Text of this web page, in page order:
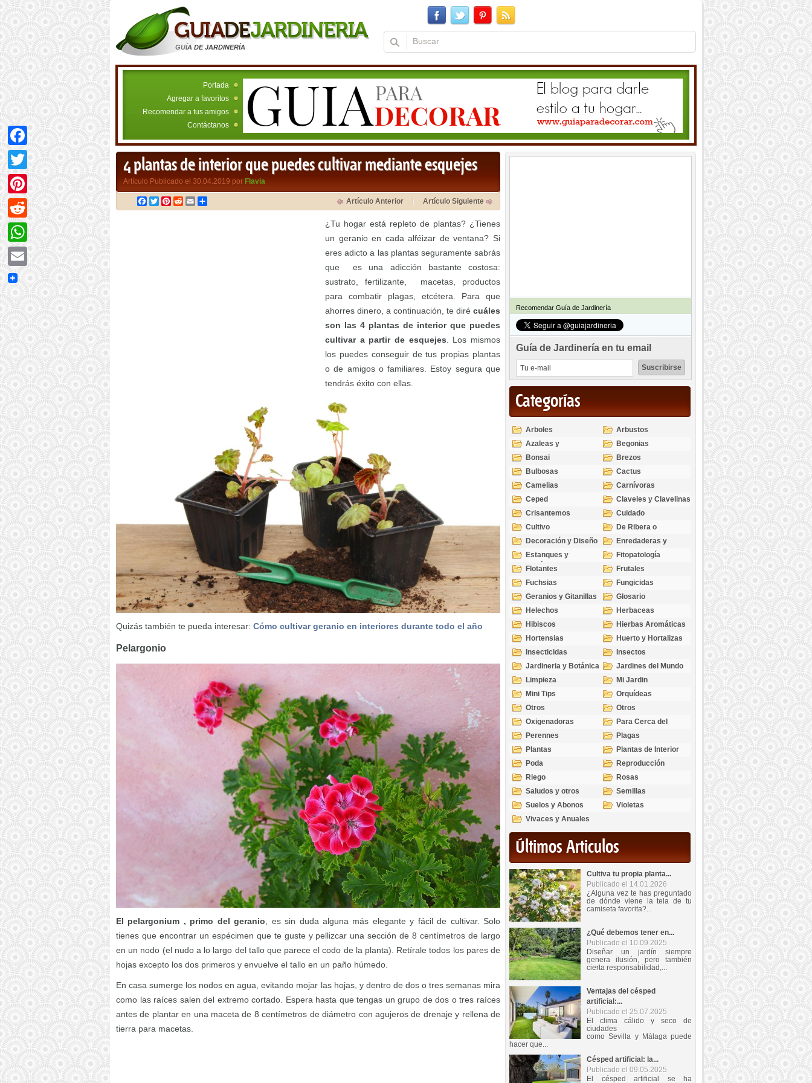
GUÍA DE JARDINERÍA
Portada
Agregar a favoritos
Recomendar a tus amigos
Contáctanos
4 plantas de interior que puedes cultivar mediante esquejes
Artículo Publicado el 30.04.2019 por Flavia
Facebook
TwitterPinterest
RedditEmail Artículo Anterior Artículo Siguiente
¿Tu hogar está repleto de plantas? ¿Tienes
un geranio en cada alféizar de ventana? Si
eres adicto a las plantas seguramente sabrás
que es una adicción bastante costosa:
sustrato, fertilizante, macetas, productos
para combatir plagas, etcétera. Para que
ahorres dinero, a continuación, te diré cuáles
son las 4 plantas de interior que puedes
cultivar a partir de esquejes . Los mismos
los puedes conseguir de tus propias plantas
o de amigos o familiares. Estoy segura que
tendrás éxito con ellas.
Quizás también te pueda interesar: Cómo cultivar geranio en interiores durante todo el año
Pelargonio
El pelargonium , primo del geranio , es sin duda alguna más elegante y fácil de cultivar. Solo
tienes que encontrar un espécimen que te guste y pellizcar una sección de 8 centímetros de largo
en un nodo (el nudo a lo largo del tallo que parece el codo de la planta). Retírale todos los pares de
hojas excepto los dos primeros y envuelve el tallo en un paño húmedo.
En casa sumerge los nodos en agua, evitando mojar las hojas, y dentro de dos o tres semanas mira
como las raíces salen del extremo cortado. Espera hasta que tengas un grupo de dos o tres raíces
antes de plantar en una maceta de 8 centímetros de diámetro con agujeros de drenaje y rellena de
tierra para macetas.
Recomendar Guía de Jardinería
Guía de Jardinería en tu email
Categorías
Arboles
Arbustos
Azaleas y
Rododendros
Begonias
Bonsai
Brezos
Bulbosas
Cactus
Camelias
Carnívoras
Ceped
Claveles y Clavelinas
Crisantemos
Cuidado
Cultivo
De Ribera o
Palustres
Decoración y Diseño
Enredaderas y
cubresuelos
Estanques y
Acuáticas
Fitopatología
Flotantes
Frutales
Fuchsias
Fungicidas
Geranios y Gitanillas
Glosario
Helechos
Herbaceas
Hibiscos
Hierbas Aromáticas
Hortensias
Huerto y Hortalizas
Insecticidas
Insectos
Jardineria y Botánica
Jardines del Mundo
Limpieza
Mi Jardin
Mini Tips
Orquídeas
Otros
Otros
Oxigenadoras
Para Cerca del
Estanque
Perennes
Plagas
Plantas
Plantas de Interior
Poda
Reproducción
Riego
Rosas
Saludos y otros
temas
Semillas
Suelos y Abonos
Violetas
Vivaces y Anuales
Últimos Articulos
Cultiva tu propia planta...
Publicado el 14.01.2026
¿Alguna vez te has preguntado
de dónde viene la tela de tu
camiseta favorita?...
¿Qué debemos tener en...
Publicado el 10.09.2025
Diseñar un jardín siempre
genera ilusión, pero también
cierta responsabilidad,...
Ventajas del césped
artificial:...
Publicado el 25.07.2025
El clima cálido y seco de
ciudades
como Sevilla y Málaga puede
hacer que...
Césped artificial: la...
Publicado el 09.05.2025
El césped artificial se ha
Facebook
Twitter
Pinterest
Reddit
WhatsApp
Email